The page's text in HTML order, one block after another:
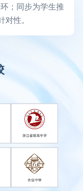
；同步为学生推
性。